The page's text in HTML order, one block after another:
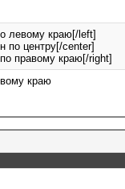
левому краю[/left]
по центру[/center]
правому краю[/right]
краю